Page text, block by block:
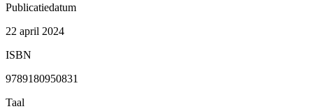
Publicatiedatum
22 april 2024
ISBN
9789180950831
Taal